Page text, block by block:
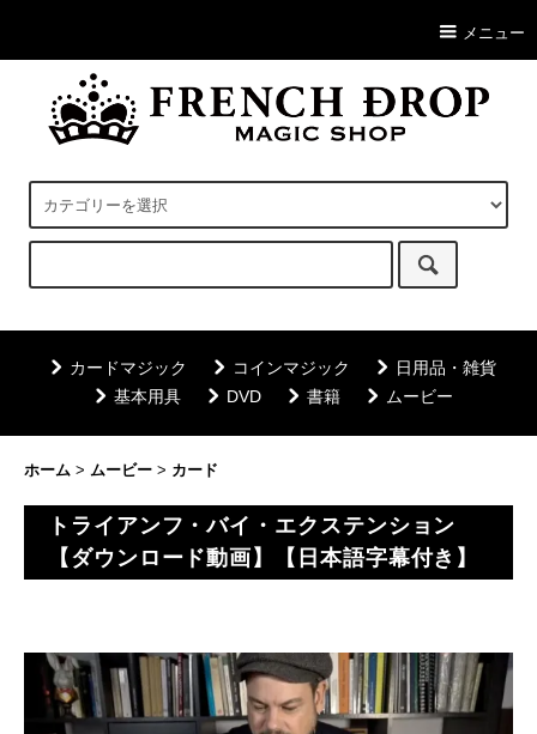
メニュー
カードマジック コインマジック
日用品・雑貨
基本用具
DVD 書籍 ムービー
ホーム > ムービー > カード
トライアンフ・バイ・エクステンション
【ダウンロード動画】【日本語字幕付き】